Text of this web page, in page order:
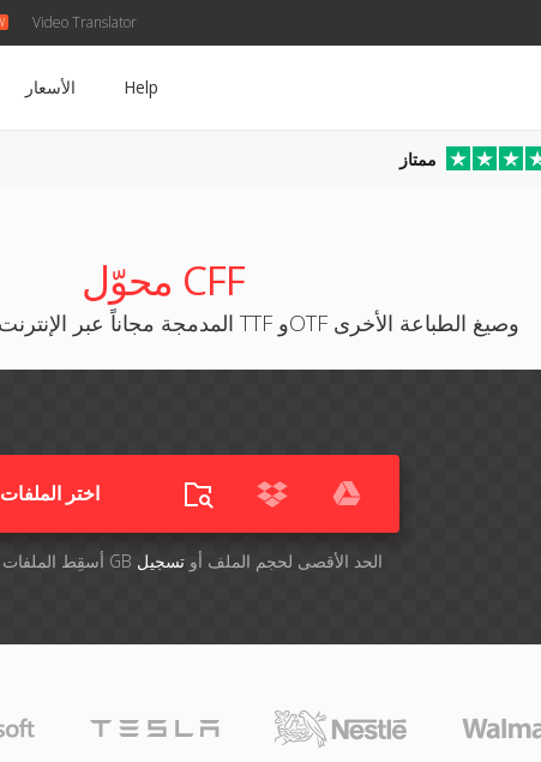
Video Translator
الأسعار Help
ممتاز
محوّل CFF
حوّل خطوط CFF المدمجة مجاناً عبر الإنترنت إلى TTF وOTF وصيغ الطباعة الأخرى
اختر الملفات
أسقِط الملفات هنا. 1 GB الحد الأقصى لحجم الملف أوتسجيل